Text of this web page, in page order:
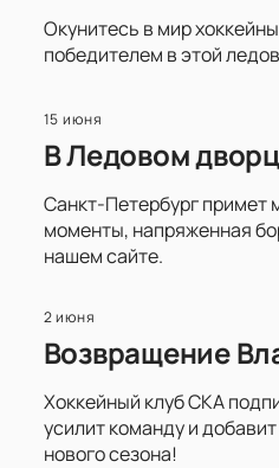
Окунитесь в мир
победителем в этой
15 июня
В Ледовом
Санкт-Петербург примет
моменты, напряженная
нашем сайте.
2 июня
Возвращение
Хоккейный клуб СКА
усилит команду и
нового сезона!